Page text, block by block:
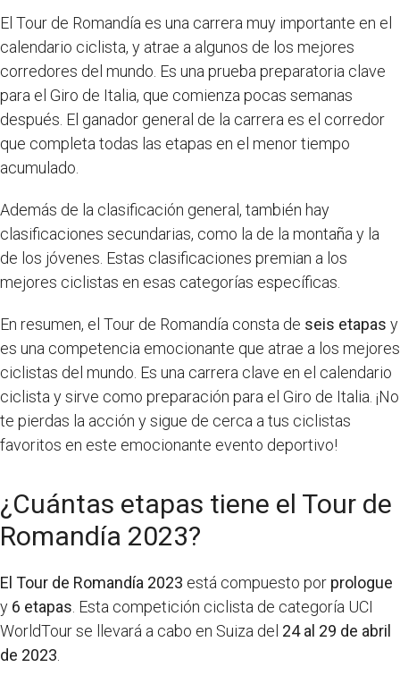
El Tour de Romandía es una carrera muy importante en el
calendario ciclista, y atrae a algunos de los mejores
corredores del mundo. Es una prueba preparatoria clave
para el Giro de Italia, que comienza pocas semanas
después. El ganador general de la carrera es el corredor
que completa todas las etapas en el menor tiempo
acumulado.
Además de la clasificación general, también hay
clasificaciones secundarias, como la de la montaña y la
de los jóvenes. Estas clasificaciones premian a los
mejores ciclistas en esas categorías específicas.
En resumen, el Tour de Romandía consta de seis etapas y
es una competencia emocionante que atrae a los mejores
ciclistas del mundo. Es una carrera clave en el calendario
ciclista y sirve como preparación para el Giro de Italia. ¡No
te pierdas la acción y sigue de cerca a tus ciclistas
favoritos en este emocionante evento deportivo!
¿Cuántas etapas tiene el Tour de
Romandía 2023?
El Tour de Romandía 2023 está compuesto por prologue
y 6 etapas . Esta competición ciclista de categoría UCI
WorldTour se llevará a cabo en Suiza del 24 al 29 de abril
de 2023